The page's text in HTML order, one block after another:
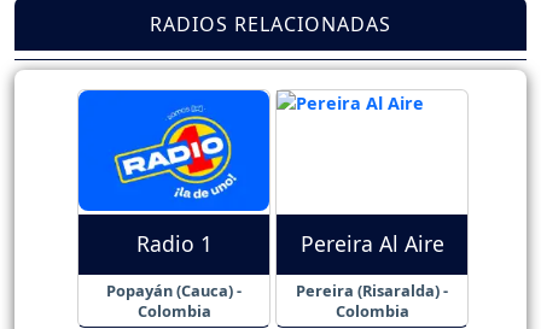
RADIOS RELACIONADAS
Radio 1
Popayán (Cauca) -
Colombia
Pereira Al Aire
Pereira (Risaralda) -
Colombia